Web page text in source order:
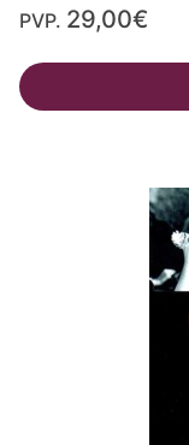
PVP. 29,00€